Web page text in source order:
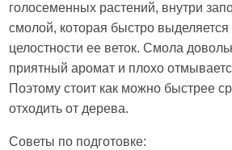
голосеменных растений, внутри
смолой, которая быстро
целостности ее веток. Смола
приятный аромат и плохо
Поэтому стоит как можно быстрее
отходить от дерева.
Советы по подготовке: